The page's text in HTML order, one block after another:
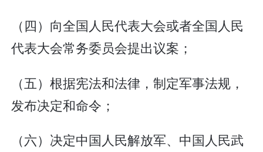
（四）向全国人民代表大会或者全国人民
代表大会常务委员会提出议案；
（五）根据宪法和法律，制定军事法规，
发布决定和命令；
（六）决定中国人民解放军、中国人民武